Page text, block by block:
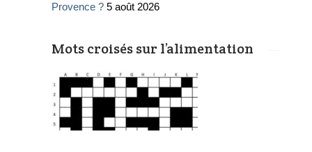
Provence ? 5 août 2026
Mots croisés sur l’alimentation